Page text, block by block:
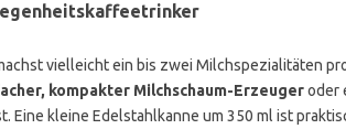
vielleicht ein bis zwei Milchspezialitäten
kompakter Milchschaum-Erzeugeroder
Eine kleine Edelstahlkanne um 350 ml ist